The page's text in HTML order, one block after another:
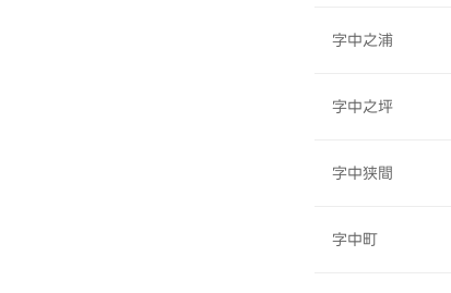
字中之浦
字中之坪
字中狭間
字中町